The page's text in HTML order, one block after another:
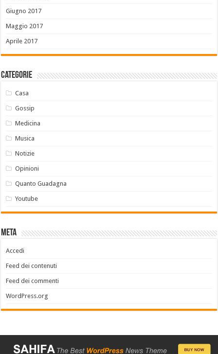
Giugno 2017
Maggio 2017
Aprile 2017
Categorie
Casa
Gossip
Medicina
Musica
Notizie
Opinioni
Quanto Guadagna
Youtube
Meta
Accedi
Feed dei contenuti
Feed dei commenti
WordPress.org